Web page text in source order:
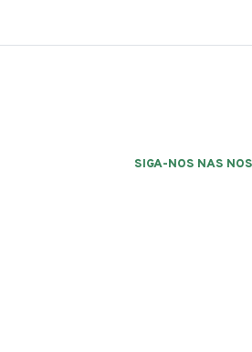
SIGA-NOS NAS